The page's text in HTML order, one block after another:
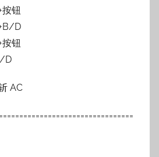
钮
D
钮
D
AC